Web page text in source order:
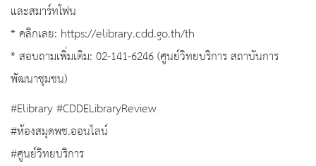
และสมาร์ทโฟน
* คลิกเลย: https://elibrary.cdd.go.th/th
* สอบถามเพิ่มเติม: 02-141-6246 (ศูนย์วิทยบริการ สถาบันการ
พัฒนาชุมชน)
#Elibrary #CDDELibraryReview
#ห้องสมุดพช.ออนไลน์
#ศูนย์วิทยบริการ